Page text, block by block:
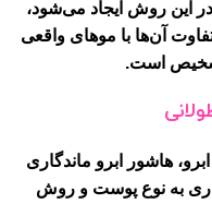
این روش ایجاد می‌شود،
آن‌ها با موهای واقعی
است.
هاشور ابرو ماندگاری
ماندگاری به نوع پوست و روش